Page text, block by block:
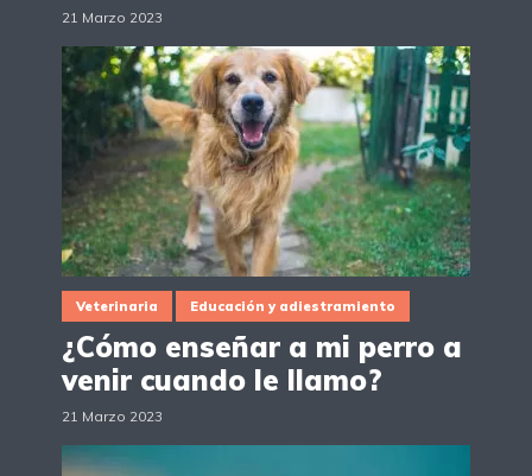
21 Marzo 2023
Veterinaria Educación y adiestramiento
¿Cómo enseñar a mi perro a
venir cuando le llamo?
21 Marzo 2023